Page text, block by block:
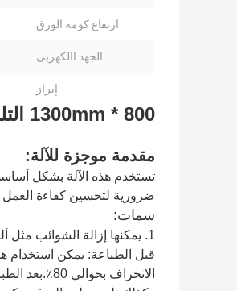
ارتفاع كومة الورق:
الجهد االكهربى:
إبراز:
800 * 1300mm التلقائي كومة تيرنر آلة الغبار إزالة ورق عداء ببطء
مقدمة موجزة للآلة:
تستخدم هذه الآلة بشكل أساسي
ضرورية لتحسين كفاءة العمل
سمات:
1. يمكنها إزالة الشوائب مثل ألياف الورق ، قصاصات الورق ومساحيق الطباعة.
قبل الطباعة: يمكن استخدام
الانحراف